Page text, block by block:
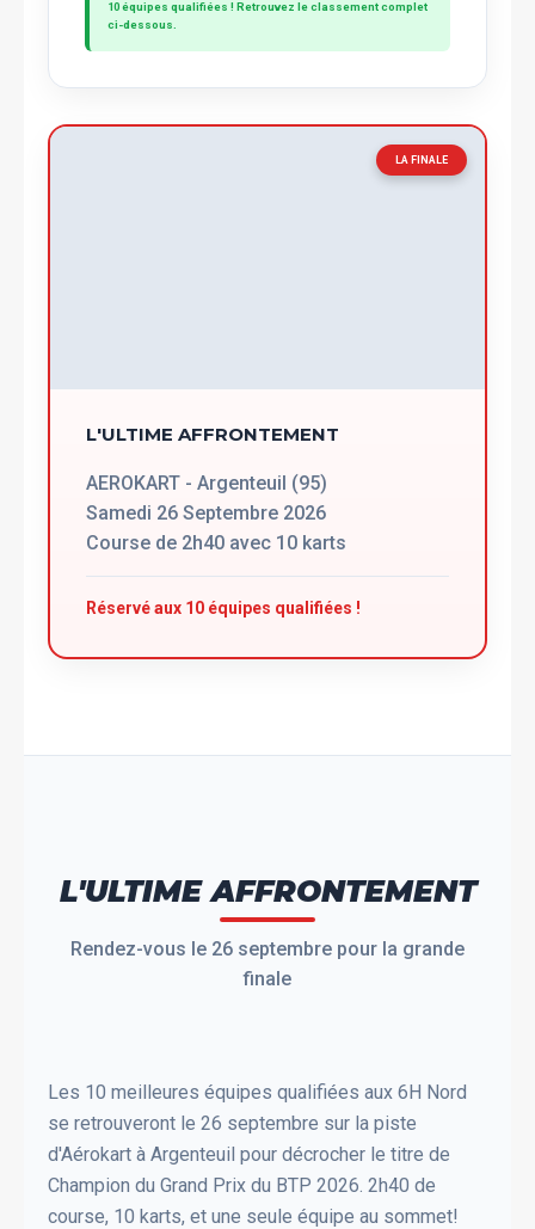
10 équipes qualifiées ! Retrouvez le classement complet
ci-dessous.
LA FINALE
L'ULTIME AFFRONTEMENT
AEROKART - Argenteuil (95)
Samedi 26 Septembre 2026
Course de 2h40 avec 10 karts
Réservé aux 10 équipes qualifiées !
L'ULTIME AFFRONTEMENT
Rendez-vous le 26 septembre pour la grande
finale
Les 10 meilleures équipes qualifiées aux 6H Nord
se retrouveront le 26 septembre sur la piste
d'Aérokart à Argenteuil pour décrocher le titre de
Champion du Grand Prix du BTP 2026. 2h40 de
course, 10 karts, et une seule équipe au sommet!